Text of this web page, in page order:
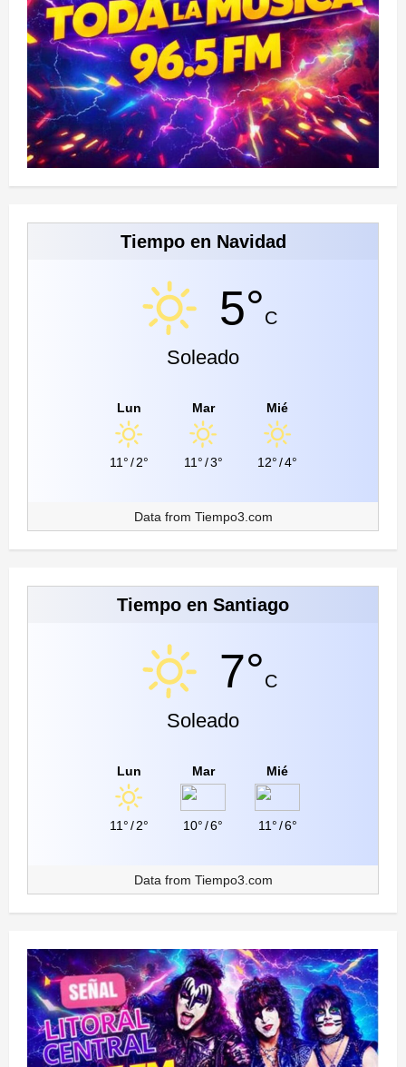
Tiempo en Navidad
5°C
Soleado
Lun
11°/ 2°
Mar
11°/3°
Mié
12°/4°
Data from Tiempo3.com
Tiempo en Santiago
7°C
Soleado
Lun
11°/ 2°
Mar
10°/6°
Mié
11°/6°
Data from Tiempo3.com